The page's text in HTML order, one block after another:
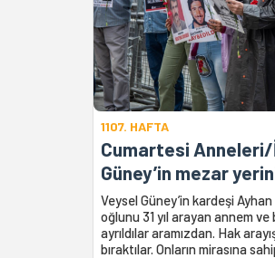
1107. HAFTA
Cumartesi Anneleri/
Güney’in mezar
Veysel Güney’in kardeşi
oğlunu 31 yıl arayan annem
ayrıldılar aramızdan. Hak
bıraktılar. Onların mirasına